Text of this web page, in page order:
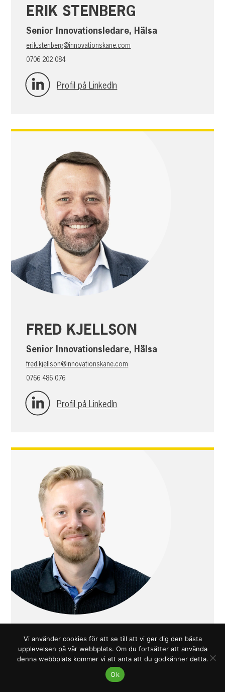
ERIK STENBERG
Senior Innovationsledare, Hälsa
erik.stenberg@innovationskane.com
0706 202 084
Profil på LinkedIn
FRED KJELLSON
Senior Innovationsledare, Hälsa
fred.kjellson@innovationskane.com
0766 486 076
Profil på LinkedIn
FREDRIK LUND
fredrik.lund@innovationskane.com
Vi använder cookies för att se till att vi ger dig den bästa
upplevelsen på vår webbplats. Om du fortsätter att använda
denna webbplats kommer vi att anta att du godkänner detta.
Ok